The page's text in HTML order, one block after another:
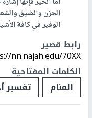
الحزن والضيق
الوفير في كافة
رابط قصير
nn.najah.edu/70XX/
الكلمات المفتاحية
المنام
تفسير